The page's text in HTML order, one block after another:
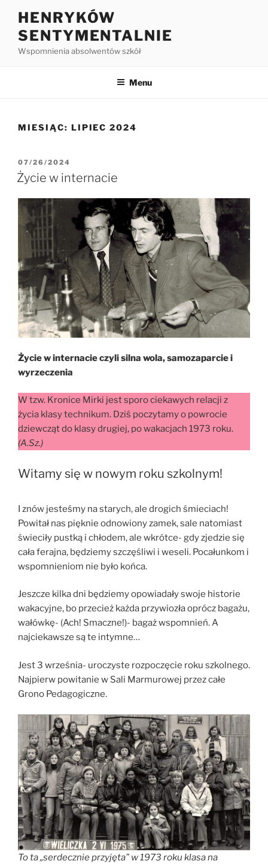
HENRYKÓW
SENTYMENTALNIE
Wspomnienia absolwentów szkół
Menu
MIESIĄC: LIPIEC 2024
07/26/2024
Życie w internacie
Życie w internacie czyli silna wola, samozaparcie i
wyrzeczenia
W tzw. Kronice Mirki jest sporo ciekawych relacji z
życia klasy technikum. Dziś poczytamy o powrocie
dziewcząt do klasy drugiej, po wakacjach 1973 roku.
(A.Sz.)
Witamy się w nowym roku szkolnym!
I znów jesteśmy na starych, ale drogich śmieciach!
Powitał nas pięknie odnowiony zamek, sale natomiast
świeciły pustką i chłodem, ale wkrótce- gdy zjedzie się
cała ferajna, będziemy szczęśliwi i weseli. Pocałunkom i
wspomnieniom nie było końca.
Jeszcze kilka dni będziemy opowiadały swoje historie
wakacyjne, bo przecież każda przywiozła oprócz bagażu,
wałówkę- (Ach! Smaczne!)- bagaż wspomnień. A
najciekawsze są te intymne…
Jest 3 września- uroczyste rozpoczęcie roku szkolnego.
Najpierw powitanie w Sali Marmurowej przez całe
Grono Pedagogiczne.
To ta „serdecznie przyjęta” w 1973 roku klasa na